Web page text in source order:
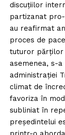
discuțiilor
partizanat pro-
au reafirmat
proces de
tuturor părților
asemenea, s-
administrației
climat de
favoriza în
subliniat în
președintelui